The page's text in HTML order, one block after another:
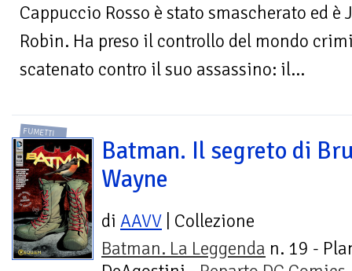
Cappuccio Rosso è stato smascherato ed è
Robin. Ha preso il controllo del mondo
scatenato contro il suo assassino: il...
FUMETTI
Batman. Il segreto di
Wayne
di AAVV | Collezione
Batman. La Leggenda n. 19 -